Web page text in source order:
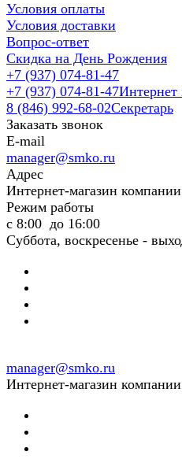
Условия оплаты
Условия доставки
Вопрос-ответ
Скидка на День Рождения
+7 (937) 074-81-47
+7 (937) 074-81-47Интернет
8 (846) 992-68-02Секретарь
Заказать звонок
E-mail
manager@smko.ru
Адрес
Интернет-магазин
Режим работы
с 8:00 до 16:00
Суббота, воскресенье -
manager@smko.ru
Интернет-магазин